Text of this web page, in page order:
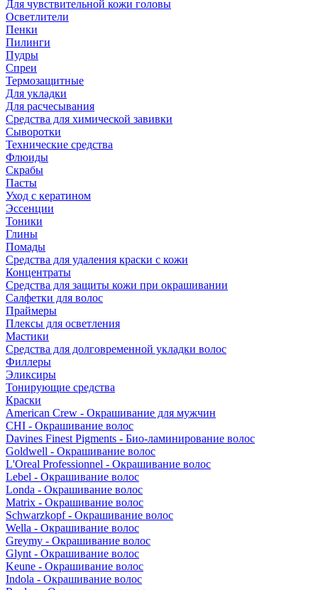
Для чувствительной кожи головы
Осветлители
Пенки
Пилинги
Пудры
Спреи
Термозащитные
Для укладки
Для расчесывания
Средства для химической завивки
Сыворотки
Технические средства
Флюиды
Скрабы
Пасты
Уход с кератином
Эссенции
Тоники
Глины
Помады
Средства для удаления краски с кожи
Концентраты
Средства для защиты кожи при окрашивании
Салфетки для волос
Праймеры
Плексы для осветления
Мастики
Средства для долговременной укладки волос
Филлеры
Эликсиры
Тонирующие средства
Краски
American Crew - Окрашивание для мужчин
CHI - Окрашивание волос
Davines Finest Pigments - Био-ламинирование волос
Goldwell - Окрашивание волос
L'Oreal Professionnel - Окрашивание волос
Lebel - Окрашивание волос
Londa - Окрашивание волос
Matrix - Окрашивание волос
Schwarzkopf - Окрашивание волос
Wella - Окрашивание волос
Greymy - Окрашивание волос
Glynt - Окрашивание волос
Keune - Окрашивание волос
Indola - Окрашивание волос